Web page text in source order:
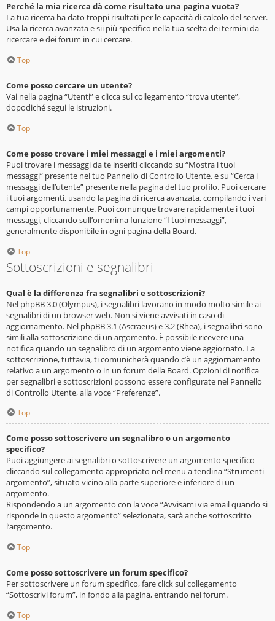
Perché la mia ricerca dà come risultato una pagina vuota?
La tua ricerca ha dato troppi risultati per le capacità di calcolo del server.
Usa la ricerca avanzata e sii più specifico nella tua scelta dei termini da
ricercare e dei forum in cui cercare.
Top
Come posso cercare un utente?
Vai nella pagina “Utenti” e clicca sul collegamento “trova utente”,
dopodiché segui le istruzioni.
Top
Come posso trovare i miei messaggi e i miei argomenti?
Puoi trovare i messaggi da te inseriti cliccando su “Mostra i tuoi
messaggi” presente nel tuo Pannello di Controllo Utente, e su “Cerca i
messaggi dell’utente” presente nella pagina del tuo profilo. Puoi cercare
i tuoi argomenti, usando la pagina di ricerca avanzata, compilando i vari
campi opportunamente. Puoi comunque trovare rapidamente i tuoi
messaggi, cliccando sull’omonima funzione “I tuoi messaggi”,
generalmente disponibile in ogni pagina della Board.
Top
Sottoscrizioni e segnalibri
Qual è la differenza fra segnalibri e sottoscrizioni?
Nel phpBB 3.0 (Olympus), i segnalibri lavorano in modo molto simile ai
segnalibri di un browser web. Non si viene avvisati in caso di
aggiornamento. Nel phpBB 3.1 (Ascraeus) e 3.2 (Rhea), i segnalibri sono
simili alla sottoscrizione di un argomento. È possibile ricevere una
notifica quando un segnalibro di un argomento viene aggiornato. La
sottoscrizione, tuttavia, ti comunicherà quando c’è un aggiornamento
relativo a un argomento o in un forum della Board. Opzioni di notifica
per segnalibri e sottoscrizioni possono essere configurate nel Pannello
di Controllo Utente, alla voce “Preferenze”.
Top
Come posso sottoscrivere un segnalibro o un argomento
specifico?
Puoi aggiungere ai segnalibri o sottoscrivere un argomento specifico
cliccando sul collegamento appropriato nel menu a tendina “Strumenti
argomento”, situato vicino alla parte superiore e inferiore di un
argomento.
Rispondendo a un argomento con la voce “Avvisami via email quando si
risponde in questo argomento” selezionata, sarà anche sottoscritto
l’argomento.
Top
Come posso sottoscrivere un forum specifico?
Per sottoscrivere un forum specifico, fare click sul collegamento
“Sottoscrivi forum”, in fondo alla pagina, entrando nel forum.
Top